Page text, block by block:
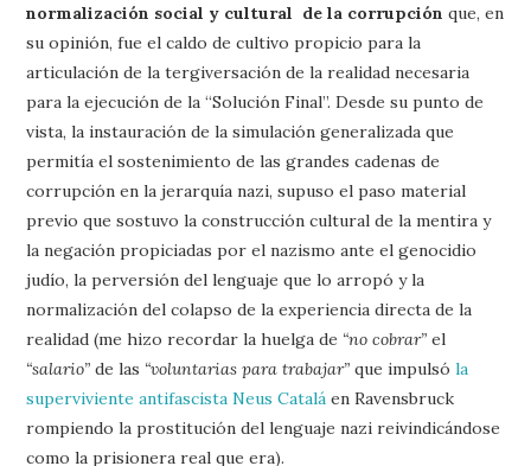
normalización social y cultural de la corrupción que, en
su opinión, fue el caldo de cultivo propicio para la
articulación de la tergiversación de la realidad necesaria
para la ejecución de la “Solución Final”. Desde su punto de
vista, la instauración de la simulación generalizada que
permitía el sostenimiento de las grandes cadenas de
corrupción en la jerarquía nazi, supuso el paso material
previo que sostuvo la construcción cultural de la mentira y
la negación propiciadas por el nazismo ante el genocidio
judío, la perversión del lenguaje que lo arropó y la
normalización del colapso de la experiencia directa de la
realidad (me hizo recordar la huelga de “no cobrar” el
“salario” de las “voluntarias para trabajar” que impulsóla
superviviente antifascista Neus Catalá en Ravensbruck
rompiendo la prostitución del lenguaje nazi reivindicándose
como la prisionera real que era).